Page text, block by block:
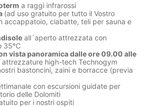
a raggi infrarossi
(ad uso gratuito per tutto il Vostro
accappatoio, ciabatte, teli per sauna e
all´aperto attrezzata con
35°C
vista panoramica dalle ore 09.00 alle
attrezzature high-tech Technogym
bastoncini, zaini e borracce (previa
con escursioni guidate per
delle Dolomiti
per i nostri ospiti